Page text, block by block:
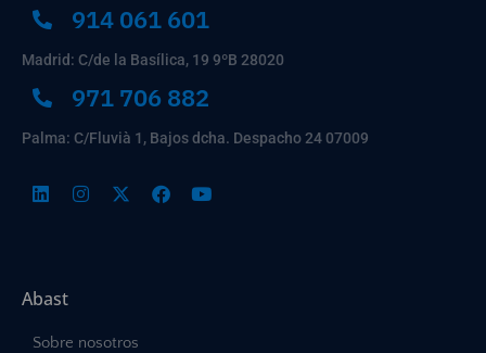
914 061 601
Madrid: C/de la Basílica, 19 9ºB 28020
971 706 882
Palma: C/Fluvià 1, Bajos dcha. Despacho 24 07009
Abast
Sobre nosotros